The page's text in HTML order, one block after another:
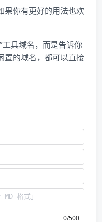
果你有更好的用法也欢
工具域名，而是告诉你
置的域名，都可以直接
0/500